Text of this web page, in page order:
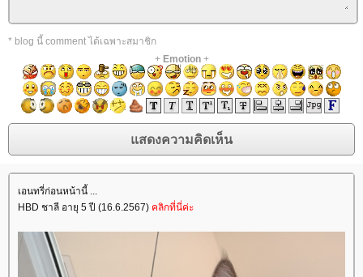
* blog นี้ comment ได้เฉพาะสมาชิก
+ Emotion+
เอนทรี่ก่อนหน้านี้ ...
HBD ชาลี อายุ 5 ปี (16.6.2567) คลิกที่นี่ค่ะ